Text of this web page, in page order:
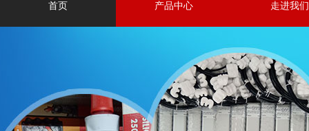
首页 产品中心 走进我们